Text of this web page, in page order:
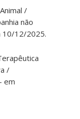
/
não
10/12/2025.
/
em